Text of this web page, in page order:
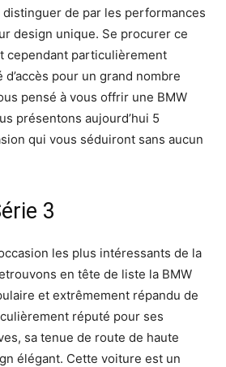
distinguer de par les performances
design unique. Se procurer ce
cependant particulièrement
pour un grand nombre
pensé à vous offrir une BMW
présentons aujourd’hui 5
qui vous séduiront sans aucun
3
les plus intéressants de la
en tête de liste la BMW
et extrêmement répandu de
réputé pour ses
sa tenue de route de haute
élégant. Cette voiture est un